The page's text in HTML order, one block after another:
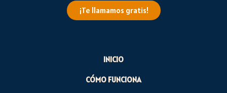
¡Te llamamos gratis!
INICIO
CÓMO FUNCIONA